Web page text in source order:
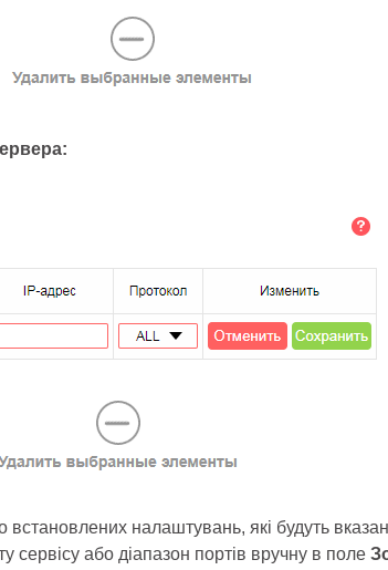
налаштувань, які будуть
сервісу або діапазон портів вручну в поле